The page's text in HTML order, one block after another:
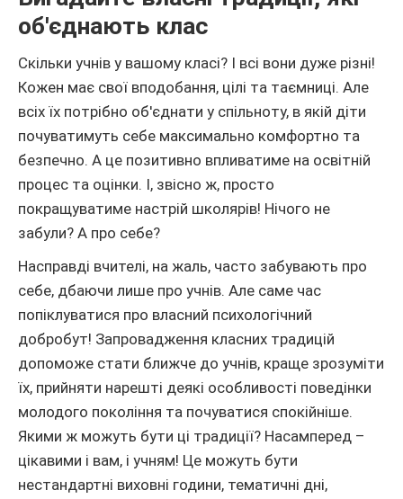
об'єднають клас
Скільки учнів у вашому класі? І всі вони дуже різні!
Кожен має свої вподобання, цілі та таємниці. Але
всіх їх потрібно об'єднати у спільноту, в якій діти
почуватимуть себе максимально комфортно та
безпечно. А це позитивно впливатиме на освітній
процес та оцінки. І, звісно ж, просто
покращуватиме настрій школярів! Нічого не
забули? А про себе?
Насправді вчителі, на жаль, часто забувають про
себе, дбаючи лише про учнів. Але саме час
попіклуватися про власний психологічний
добробут! Запровадження класних традицій
допоможе стати ближче до учнів, краще зрозуміти
їх, прийняти нарешті деякі особливості поведінки
молодого покоління та почуватися спокійніше.
Якими ж можуть бути ці традиції? Насамперед –
цікавими і вам, і учням! Це можуть бути
нестандартні виховні години, тематичні дні,